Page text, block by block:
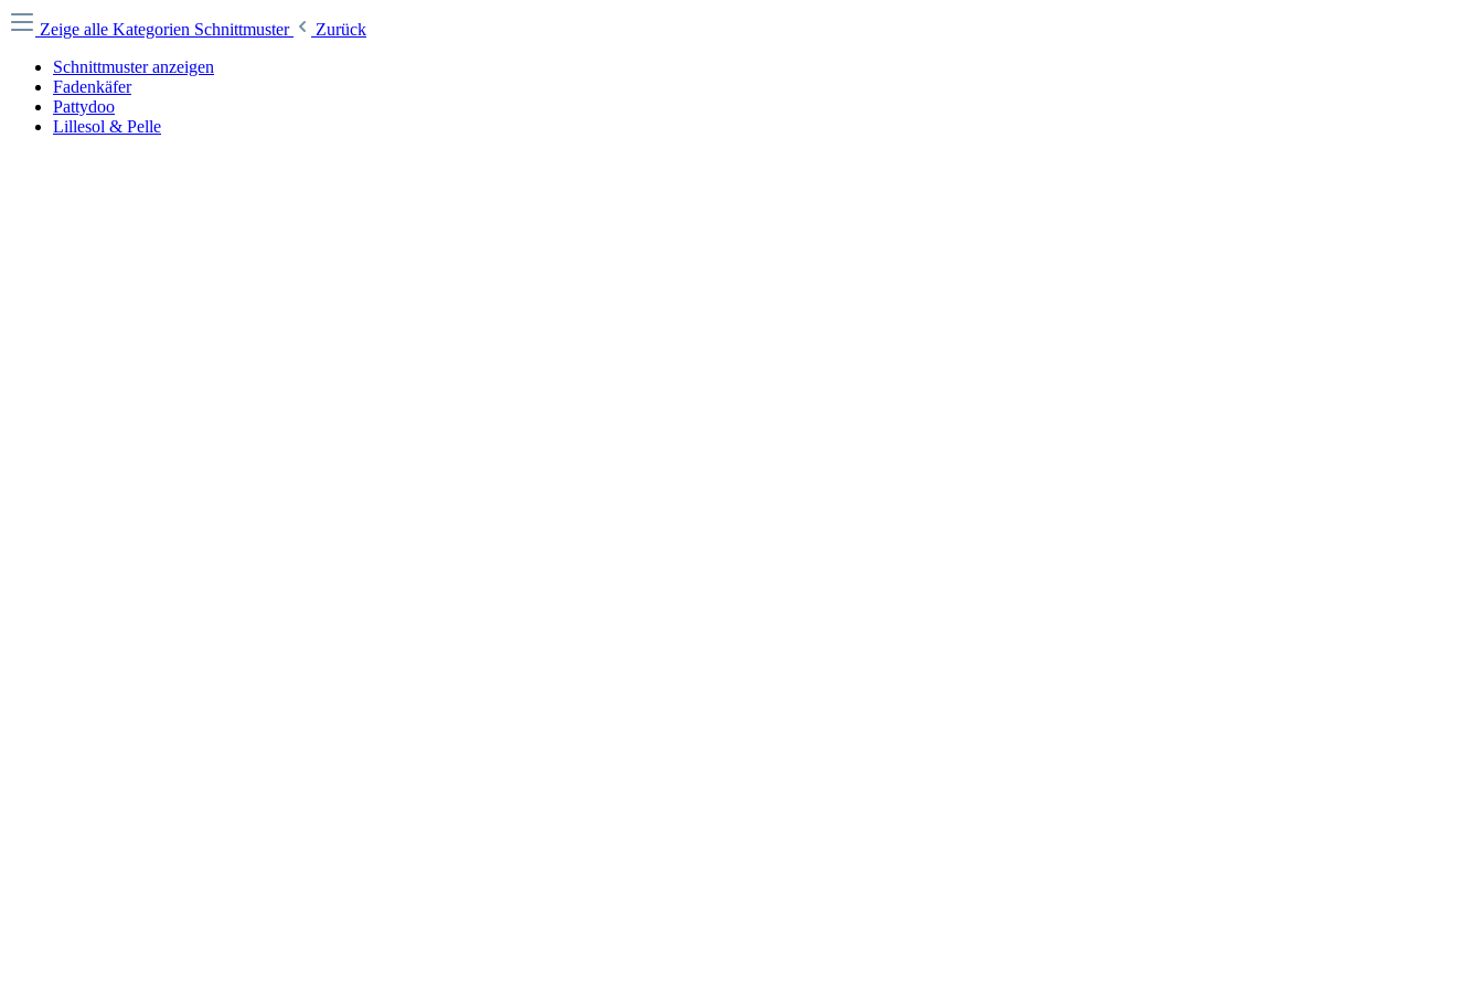
Zeige alle Kategorien Schnittmuster
Zurück
Schnittmuster anzeigen
Fadenkäfer
Pattydoo
Lillesol & Pelle